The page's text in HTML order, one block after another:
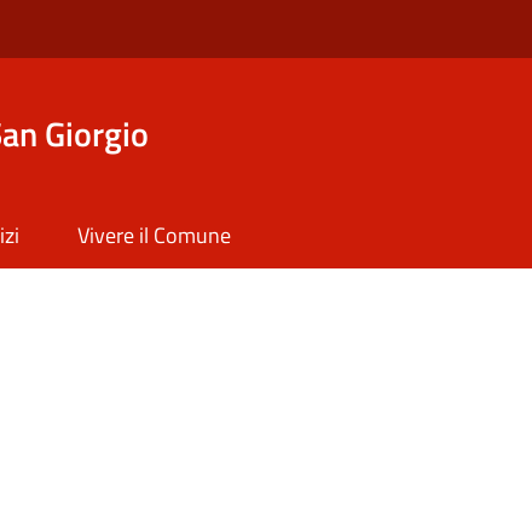
Giorgio
Vivere il Comune